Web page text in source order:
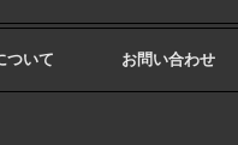
ついて お問い合わせ